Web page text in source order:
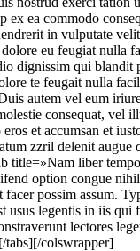
ex ea commodo
in vulputate velit
eu feugiat nulla
dignissim qui blandit
te feugait nulla
autem vel eum
consequat, vel
et accumsan et
zzril delenit augue
title=»Nam liber
option congue
facer possim assum.
usus legentis in iis qui
lectores
tabs][/colswrapper]